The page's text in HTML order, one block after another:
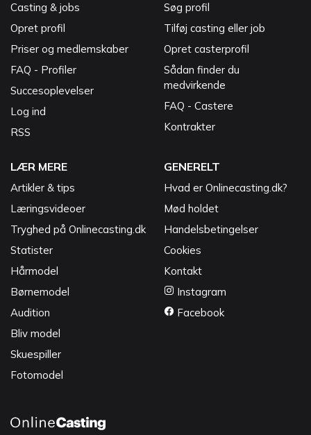
Casting & jobs
Opret profil
Priser og medlemskaber
FAQ - Profiler
Succesoplevelser
Log ind
RSS
Søg profil
Tilføj casting eller job
Opret casterprofil
Sådan finder du
medvirkende
FAQ - Castere
Kontrakter
LÆR MERE
Artikler & tips
Læringsvideoer
Tryghed på Onlinecasting.dk
Statister
Hårmodel
Børnemodel
Audition
Bliv model
Skuespiller
Fotomodel
GENERELT
Hvad er Onlinecasting.dk?
Mød holdet
Handelsbetingelser
Cookies
Kontakt
Instagram
Facebook